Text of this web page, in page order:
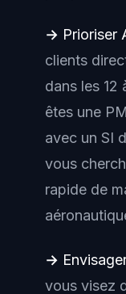
→ Prioriser
clients
dans les 12
êtes une
avec un SI
vous
rapide de
→
vous visez